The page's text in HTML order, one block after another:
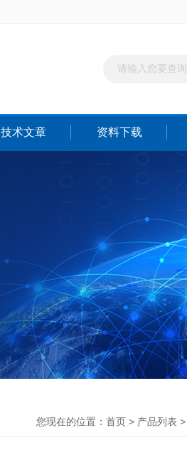
技术文章 资料下载
您现在的位置： 首页 > 产品列表 >